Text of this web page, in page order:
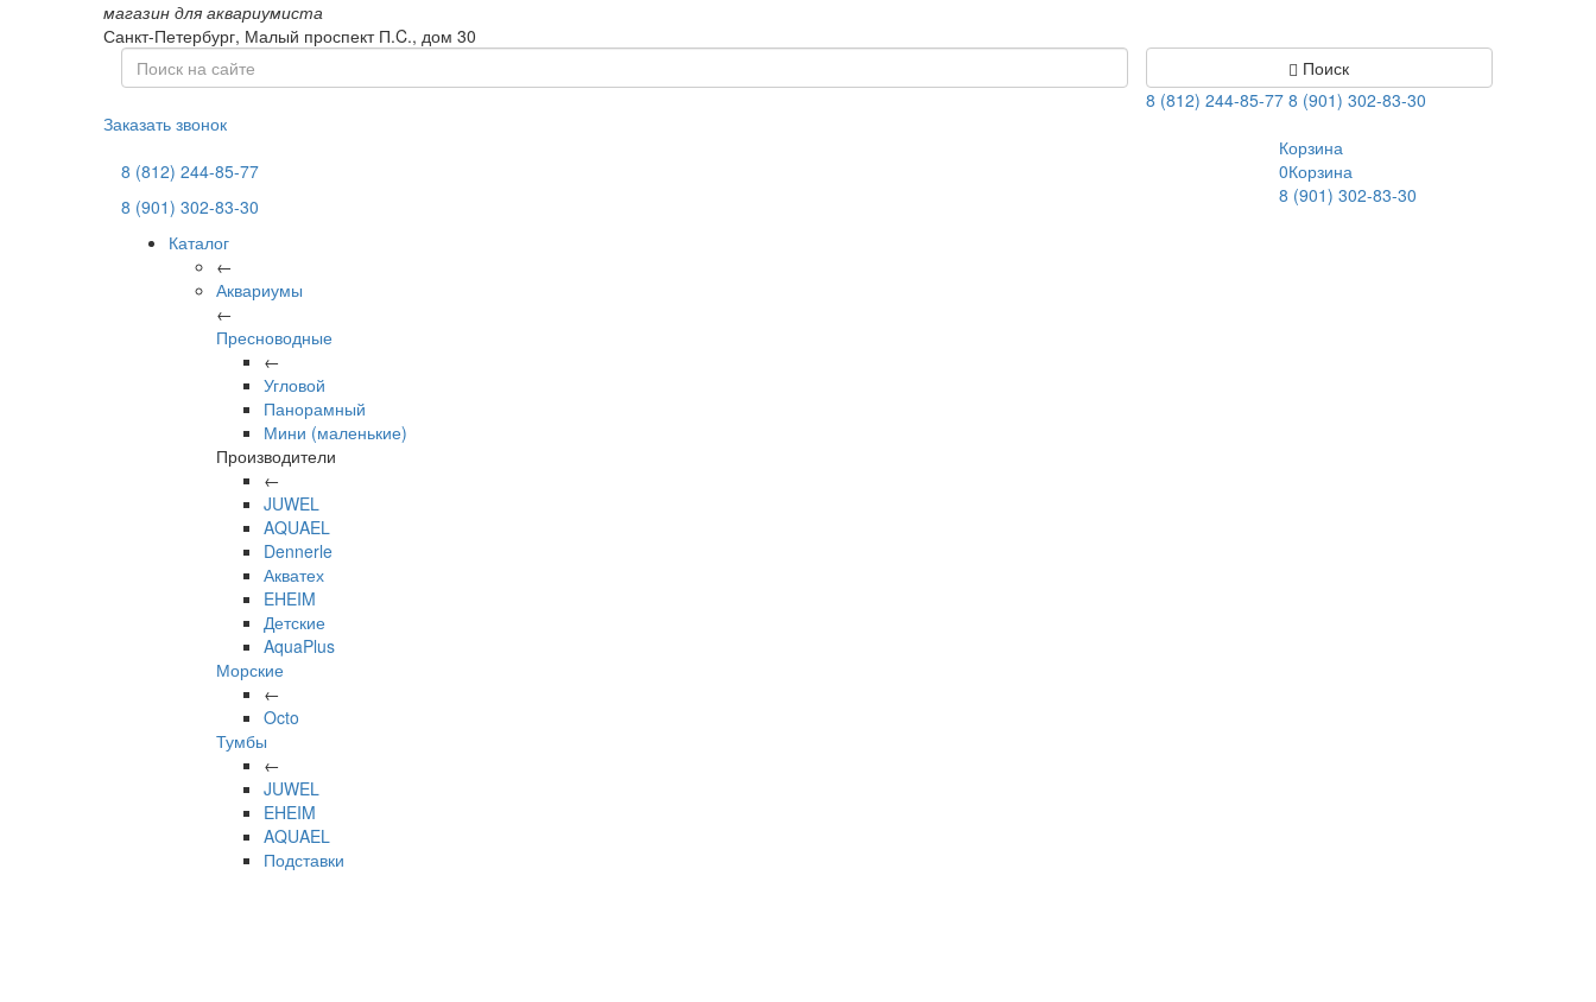
магазин для аквариумиста
Санкт-Петербург, Малый проспект П.C., дом 30
Поиск
8 (812) 244-85-77 8 (901) 302-83-30
Заказать звонок
8 (812) 244-85-77
8 (901) 302-83-30
Каталог
←
Аквариумы
←
Пресноводные
←
Угловой
Панорамный
Мини (маленькие)
Производители
←
JUWEL
AQUAEL
Dennerle
Акватех
EHEIM
Детские
AquaPlus
Морские
←
Octo
Тумбы
←
JUWEL
EHEIM
AQUAEL
Подставки
Корзина
0Корзина
8 (901) 302-83-30